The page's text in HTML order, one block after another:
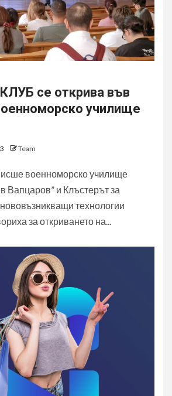
се открива във
училище
Team
военноморско училище
Вапцаров” и Клъстерът за
технологии
за откриването на...